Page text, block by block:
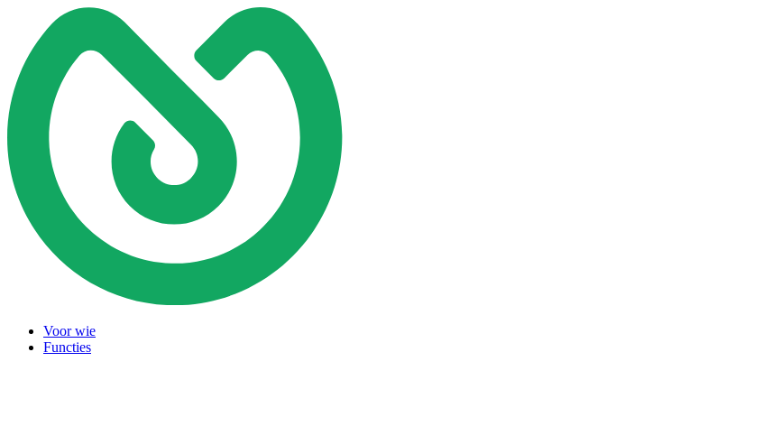
Voor wie
Functies